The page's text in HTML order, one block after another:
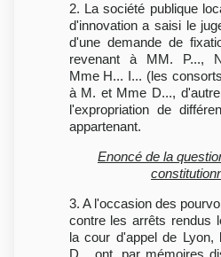
2. La société publique
d'innovation a saisi le
d'une demande de
revenant à MM. P...,
Mme H... I... (les
à M. et Mme D...,
l'expropriation de
appartenant.
Enoncé de la
3. A l'occasion des
contre les arrêts rendus
la cour d'appel de
D... ont, par mémoires